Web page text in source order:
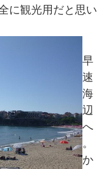
に観光用だと思い
早
速
海
辺
へ
。
か